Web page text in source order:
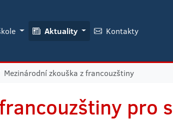
Aktuality Kontakty
Mezinárodní zkouška z francouzštiny
pro